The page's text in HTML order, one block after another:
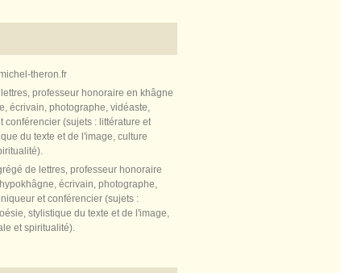
theron.fr
de lettres, professeur honoraire
écrivain, photographe,
et conférencier (sujets :
stylistique du texte et de l'image,
et spiritualité).